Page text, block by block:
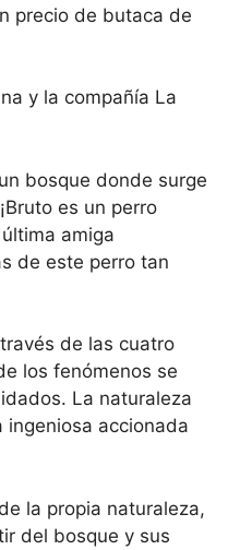
precio de butaca de
y la compañía La
bosque donde surge
es un perro
amiga
de este perro tan
de las cuatro
los fenómenos se
La naturaleza
ingeniosa accionada
la propia naturaleza,
del bosque y sus